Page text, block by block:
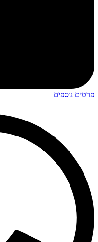
פרטים נוספים